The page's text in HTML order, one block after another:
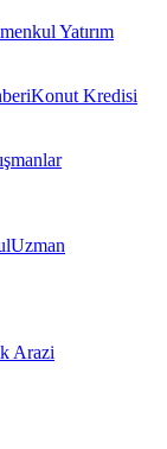
Yatırım
Konut Kredisi
Uzman
Arazi